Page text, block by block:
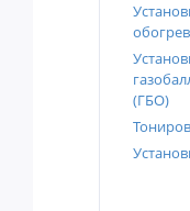
(ГБО)